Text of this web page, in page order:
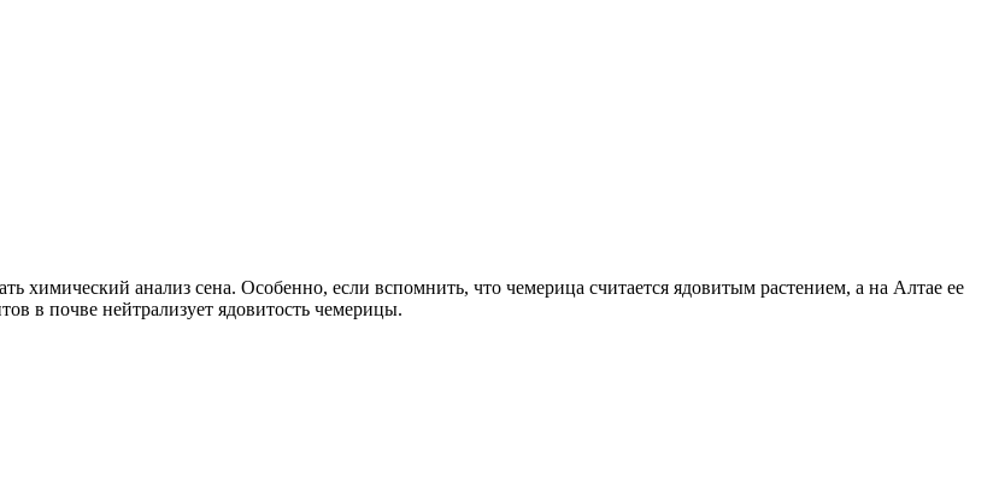
химический анализ сена. Особенно, если вспомнить, что чемерица считается ядовитым растением, а на Алтае ее
в почве нейтрализует ядовитость чемерицы.